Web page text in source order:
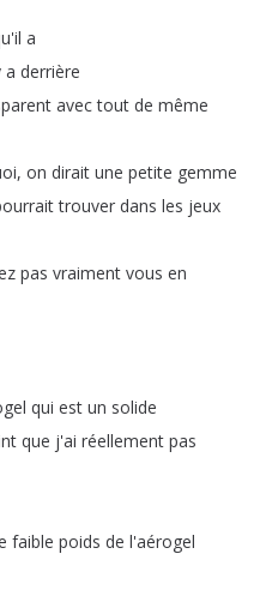
a
a derrière
avec tout de même
, on dirait une petite gemme
trouver dans les jeux
pas vraiment vous en
qui est un solide
que j'ai réellement pas
faible poids de l'aérogel